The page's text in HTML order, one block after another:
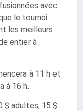
avec
le tournoi
les meilleurs
entier à
à 11 h et
à 16 h.
$ adultes, 15 $